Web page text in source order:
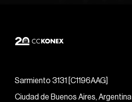
Sarmiento 3131 [C1196AAG]
Ciudad de Buenos Aires, Argentina